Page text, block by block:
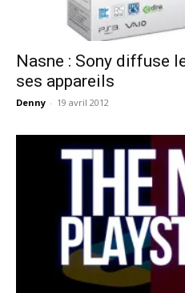
Nasne : Sony diffuse
ses appareils
Denny - 19 avril 2012